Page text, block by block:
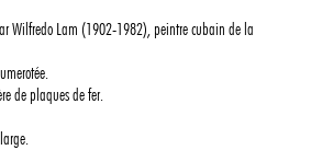
Wilfredo Lam (1902-1982), peintre cubain de la
de plaques de fer.